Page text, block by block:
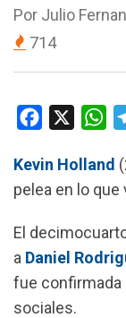
Por Julio
714
c
e
o
o
k
W
a
t
A
p
p
Kevin Holland
pelea en lo que
El
a Daniel
fue confirmada
sociales.